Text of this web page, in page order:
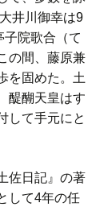
井川御幸は9
院歌合（て
の間、藤原兼
を固めた。土
醍醐天皇はす
して手元にと
佐日記』の著
して4年の任